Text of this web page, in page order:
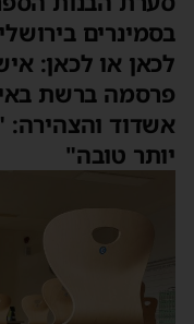
בסמינרים
לכאן או לכאן:
פרסמה ברשת
אשדוד והצהירה:
יותר טובה"